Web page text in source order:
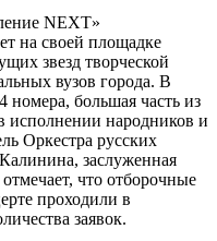
NEXT»
на своей площадке
звезд творческой
вузов города. В
номера, большая часть из
исполнении народников и
Оркестра русских
заслуженная
что отборочные
проходили в
заявок.